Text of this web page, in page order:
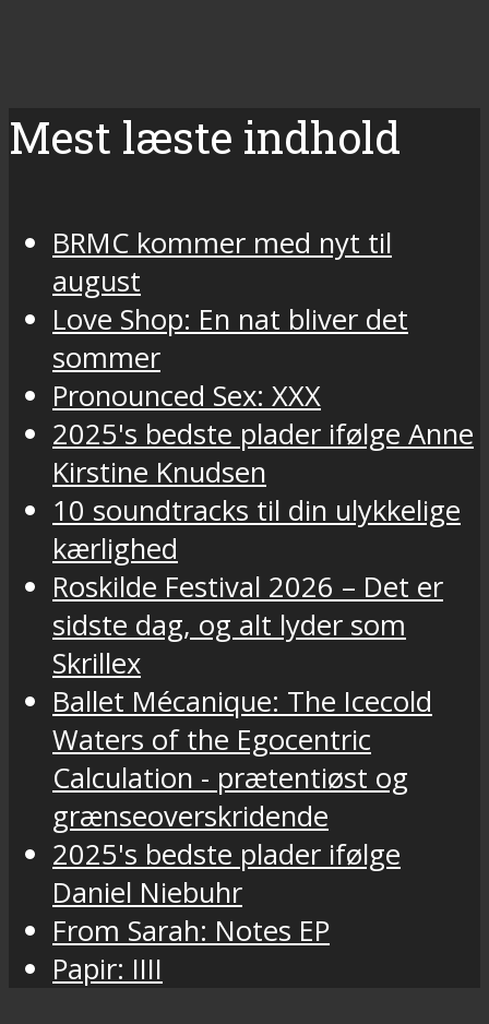
Mest læste indhold
BRMC kommer med nyt til
august
Love Shop: En nat bliver det
sommer
Pronounced Sex: XXX
2025's bedste plader ifølge Anne
Kirstine Knudsen
10 soundtracks til din ulykkelige
kærlighed
Roskilde Festival 2026 – Det er
sidste dag, og alt lyder som
Skrillex
Ballet Mécanique: The Icecold
Waters of the Egocentric
Calculation - prætentiøst og
grænseoverskridende
2025's bedste plader ifølge
Daniel Niebuhr
From Sarah: Notes EP
Papir: IIII